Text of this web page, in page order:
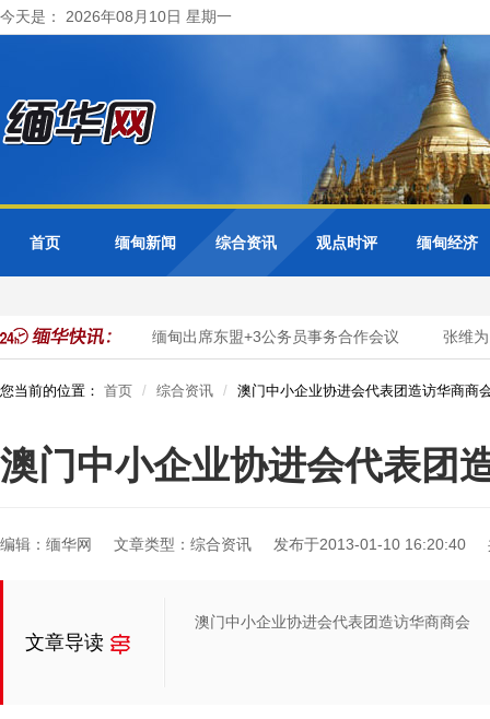
今天是： 2026年08月10日 星期一
首页 缅甸新闻 综合资讯 观点时评 缅甸经济
数字化转型 缅甸出席东盟+3公务员事务合作会议 张维为
您当前的位置： 首页 综合资讯 澳门中小企业协进会代表团造访华商商
澳门中小企业协进会代表团
编辑：缅华网 文章类型：综合资讯 发布于2013-01-10 16:20:40
文章导读
澳门中小企业协进会代表团造访华商商会